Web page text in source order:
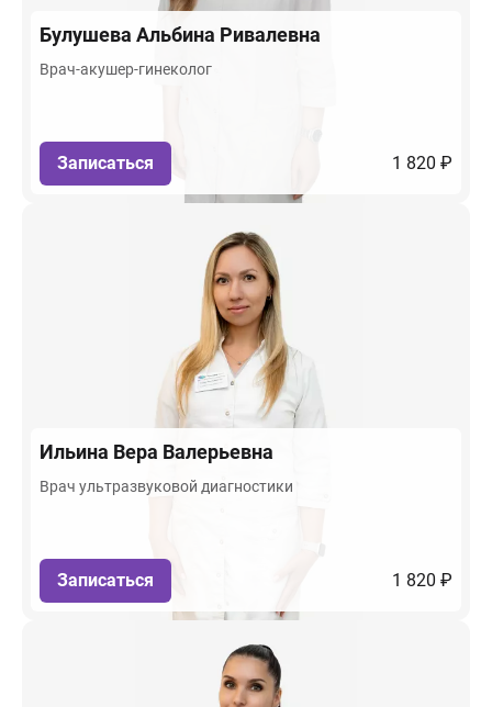
Булушева Альбина Ривалевна
Врач-акушер-гинеколог
Записаться 1 820 ₽
Ильина Вера Валерьевна
Врач ультразвуковой диагностики
Записаться 1 820 ₽